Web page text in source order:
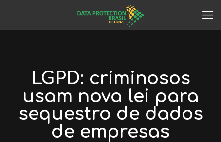
LGPD: criminosos
usam nova lei para
sequestro de dados
de empresas